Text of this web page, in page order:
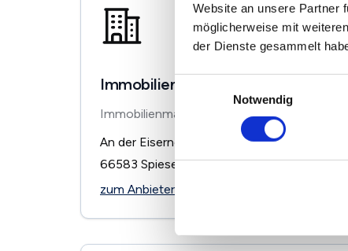
Website an unsere Partner
möglicherweise mit
der Dienste gesammelt
Einwilligungsauswahl
Notwendig
Immobilien Schirra
Immobilienmakler
An der Eisernen Brück 6
66583 Spiesen-Elversberg
zum Anbieter